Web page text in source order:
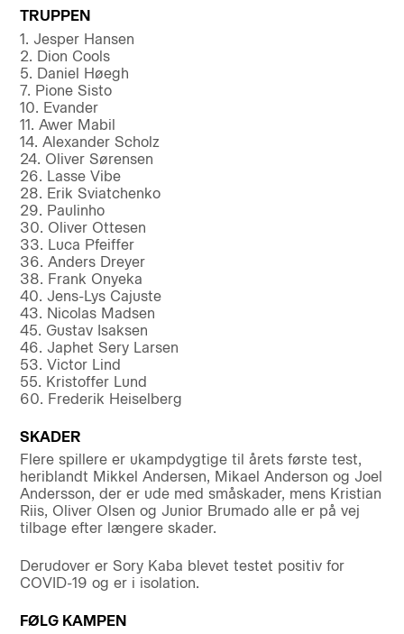
TRUPPEN
1. Jesper Hansen
2. Dion Cools
5. Daniel Høegh
7. Pione Sisto
10. Evander
11. Awer Mabil
14. Alexander Scholz
24. Oliver Sørensen
26. Lasse Vibe
28. Erik Sviatchenko
29. Paulinho
30. Oliver Ottesen
33. Luca Pfeiffer
36. Anders Dreyer
38. Frank Onyeka
40. Jens-Lys Cajuste
43. Nicolas Madsen
45. Gustav Isaksen
46. Japhet Sery Larsen
53. Victor Lind
55. Kristoffer Lund
60. Frederik Heiselberg
SKADER
Flere spillere er ukampdygtige til årets første test,
heriblandt Mikkel Andersen, Mikael Anderson og Joel
Andersson, der er ude med småskader, mens Kristian
Riis, Oliver Olsen og Junior Brumado alle er på vej
tilbage efter længere skader.
Derudover er Sory Kaba blevet testet positiv for
COVID-19 og er i isolation.
FØLG KAMPEN